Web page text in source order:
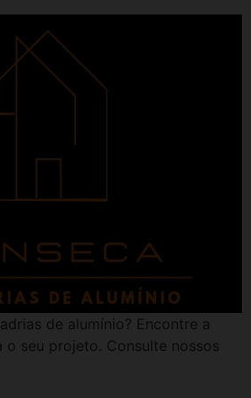
de alumínio? Encontre a
seu projeto. Consulte nossos